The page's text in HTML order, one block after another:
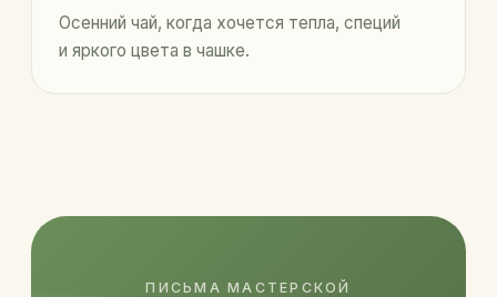
Осенний чай, когда хочется тепла, специй
и яркого цвета в чашке.
ПИСЬМА МАСТЕРСКОЙ